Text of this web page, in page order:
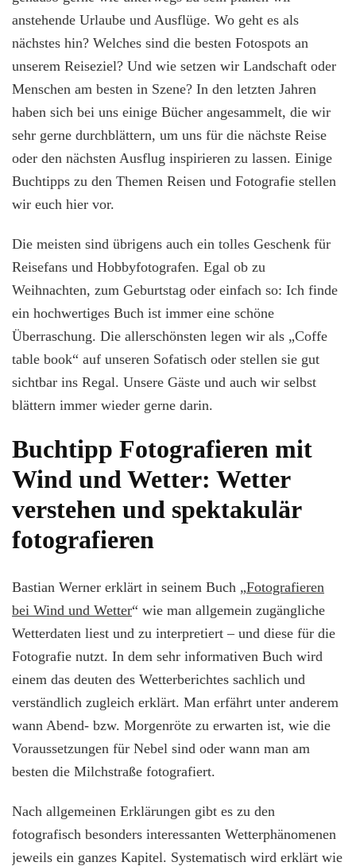
für
Reisefans
und
| Werbung
anstehende Urlaube und Ausflüge. Wo geht es als
nächstes hin? Welches sind die besten Fotospots an
unserem Reiseziel? Und wie setzen wir Landschaft oder
Menschen am besten in Szene? In den letzten Jahren
haben sich bei uns einige Bücher angesammelt, die wir
sehr gerne durchblättern, um uns für die nächste Reise
oder den nächsten Ausflug inspirieren zu lassen. Einige
Buchtipps zu den Themen Reisen und Fotografie stellen
wir euch hier vor.
Die meisten sind übrigens auch ein tolles Geschenk für
Reisefans und Hobbyfotografen. Egal ob zu
Weihnachten, zum Geburtstag oder einfach so: Ich finde
ein hochwertiges Buch ist immer eine schöne
Überraschung. Die allerschönsten legen wir als „Coffe
table book“ auf unseren Sofatisch oder stellen sie gut
sichtbar ins Regal. Unsere Gäste und auch wir selbst
blättern immer wieder gerne darin.
Buchtipp Fotografieren mit
Wind und Wetter: Wetter
verstehen und spektakulär
fotografieren
Bastian Werner erklärt in seinem Buch „Fotografieren
bei Wind und Wetter“ wie man allgemein zugängliche
Wetterdaten liest und zu interpretiert – und diese für die
Fotografie nutzt. In dem sehr informativen Buch wird
einem das deuten des Wetterberichtes sachlich und
verständlich zugleich erklärt. Man erfährt unter anderem
wann Abend- bzw. Morgenröte zu erwarten ist, wie die
Voraussetzungen für Nebel sind oder wann man am
besten die Milchstraße fotografiert.
Nach allgemeinen Erklärungen gibt es zu den
fotografisch besonders interessanten Wetterphänomenen
jeweils ein ganzes Kapitel. Systematisch wird erklärt wie